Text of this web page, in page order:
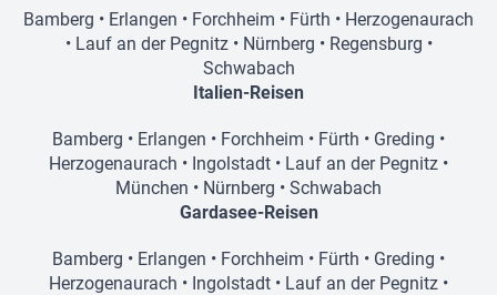
Bamberg • Erlangen • Forchheim • Fürth • Herzogenaurach
• Lauf an der Pegnitz• Nürnberg • Regensburg •
Schwabach
Italien-Reisen
Bamberg • Erlangen • Forchheim • Fürth • Greding •
Herzogenaurach • Ingolstadt • Lauf an der Pegnitz •
München • Nürnberg • Schwabach
Gardasee-Reisen
Bamberg • Erlangen • Forchheim • Fürth • Greding •
Herzogenaurach • Ingolstadt • Lauf an der Pegnitz •